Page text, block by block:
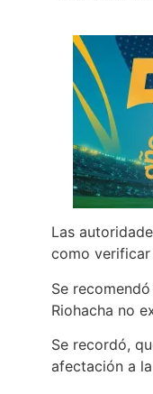
Las
como
Se
Riohacha no
Se recordó,
afectación a